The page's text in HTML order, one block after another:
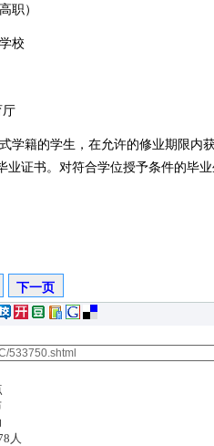
职）
校
厅
学籍的学生，在允许的修业期限内
业证书。对符合学位授予条件的毕
下一页
人